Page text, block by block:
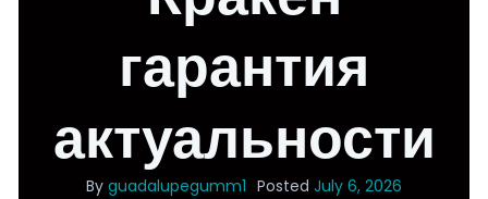
гарантия
актуальности
By guadalupegumm1 Posted July 6, 2026